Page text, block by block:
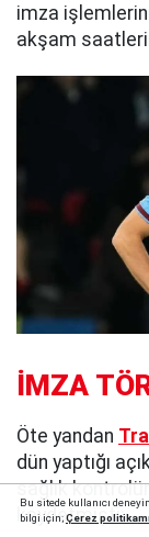
imza
akşam
İMZA
Öte yandan
dün yaptığı
sağlık
kaydetmişti:
Bu sitede kullanıcı
bilgi için;Çerez politika